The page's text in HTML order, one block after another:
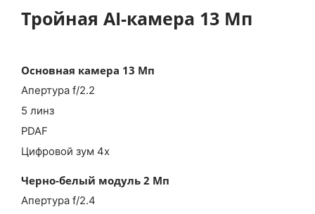
Тройная AI-камера 13 Мп
Основная камера 13 Мп
Апертура f/2.2
5 линз
PDAF
Цифровой зум 4х
Черно-белый модуль 2 Мп
Апертура f/2.4